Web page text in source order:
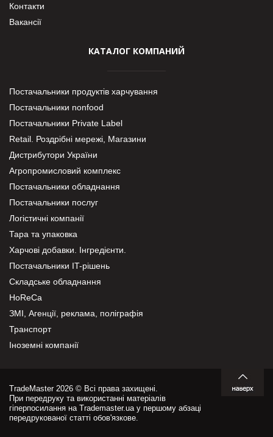
Контакти
Вакансії
КАТАЛОГ КОМПАНИЙ
Постачальники продуктів харчування
Постачальники nonfood
Постачальники Private Label
Retail. Роздрібні мережі, Магазини
Дистрибутори України
Агропромисловий комплекс
Постачальники обладнання
Постачальники послуг
Логістичні компанії
Тара та упаковка
Харчові добавки. Інгредієнти.
Постачальники IT-рішень
Складське обладнання
HoReCa
ЗМІ, Агенції, реклама, поліграфія
Транспорт
Іноземні компанії
TradeMaster 2026 © Всі права захищені.
При передруку та використанні матеріалів
гіперпосилання на Trademaster.ua у першому абзаці
передрукованої статті обов'язкове.